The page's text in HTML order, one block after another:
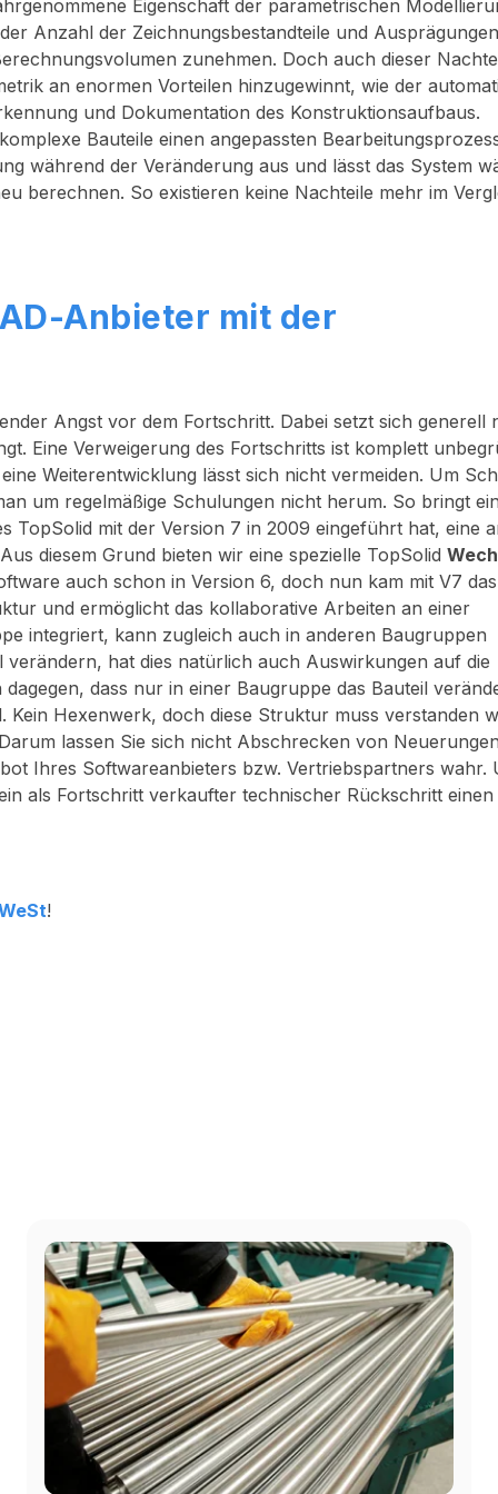
Eigenschaft der parametrischen
Anzahl der Zeichnungsbestandteile und
zunehmen. Doch auch dieser
an enormen Vorteilen hinzugewinnt, wie der
und Dokumentation des Konstruktionsaufbaus.
komplexe Bauteile einen angepassten
während der Veränderung aus und lässt das System
berechnen. So existieren keine Nachteile mehr im
Anbieter mit der
Angst vor dem Fortschritt. Dabei setzt sich generell
Eine Verweigerung des Fortschritts ist komplett
Weiterentwicklung lässt sich nicht vermeiden. Um
um regelmäßige Schulungen nicht herum. So bringt
TopSolid mit der Version 7 in 2009 eingeführt hat, eine
diesem Grund bieten wir eine spezielle TopSolid
auch schon in Version 6, doch nun kam mit V7
und ermöglicht das kollaborative Arbeiten an einer
integriert, kann zugleich auch in anderen Baugruppen
hat dies natürlich auch Auswirkungen auf die
dass nur in einer Baugruppe das Bauteil
Kein Hexenwerk, doch diese Struktur muss verstanden
lassen Sie sich nicht Abschrecken von
Ihres Softwareanbieters bzw. Vertriebspartners wahr.
als Fortschritt verkaufter technischer Rückschritt einen
!